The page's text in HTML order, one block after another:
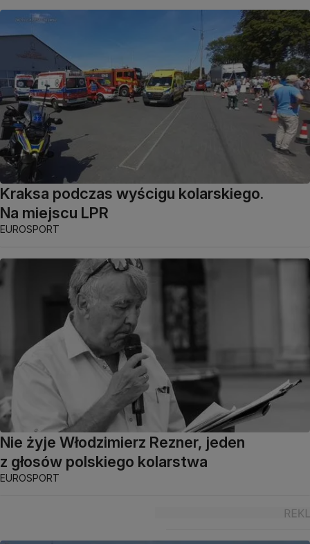
Kraksa podczas wyścigu kolarskiego.
Na miejscu LPR
EUROSPORT
Nie żyje Włodzimierz Rezner, jeden
z głosów polskiego kolarstwa
EUROSPORT